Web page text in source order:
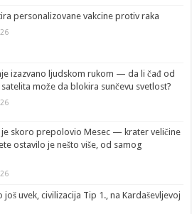
personalizovane vakcine protiv raka
izazvano ljudskom rukom — da li čađ od
satelita može da blokira sunčevu svetlost?
je skoro prepolovio Mesec — krater veličine
ostavilo je nešto više, od samog
još uvek, civilizacija Tip 1., na Kardaševljevoj